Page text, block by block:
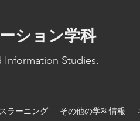
ション学科
Studies.
ラーニング その他の学科情報